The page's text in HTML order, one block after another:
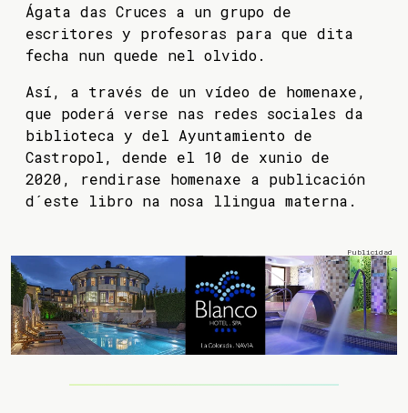
Ágata das Cruces a un grupo de
escritores y profesoras para que dita
fecha nun quede nel olvido.
Así, a través de un vídeo de homenaxe,
que poderá verse nas redes sociales da
biblioteca y del Ayuntamiento de
Castropol, dende el 10 de xunio de
2020, rendirase homenaxe a publicación
d´este libro na nosa llingua materna.